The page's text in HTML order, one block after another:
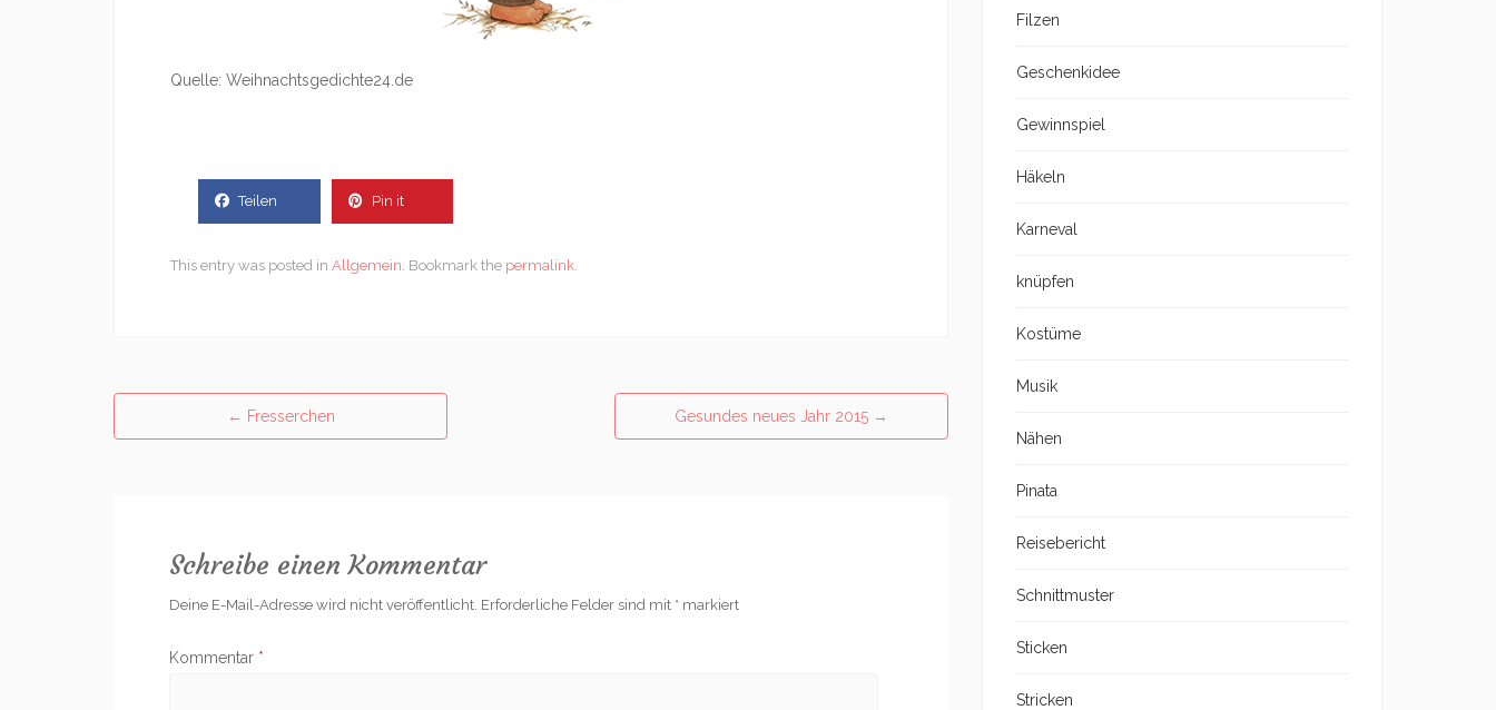
Quelle: Weihnachtsgedichte24.de
Teilen Pin it
This entry was posted in Allgemein. Bookmark the permalink.
Post
navigation
← Fresserchen Gesundes neues Jahr 2015 →
Schreibe einen Kommentar
Deine E-Mail-Adresse wird nicht veröffentlicht. Erforderliche Felder sind mit * markiert
Kommentar *
Filzen
Geschenkidee
Gewinnspiel
Häkeln
Karneval
knüpfen
Kostüme
Musik
Nähen
Pinata
Reisebericht
Schnittmuster
Sticken
Stricken